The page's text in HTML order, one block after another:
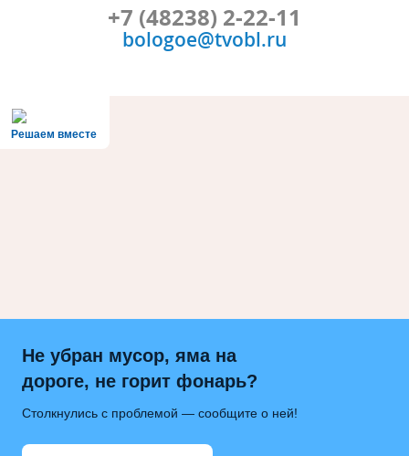
+7 (48238) 2-22-11
bologoe@tvobl.ru
Решаем вместе
Не убран мусор, яма на
дороге, не горит фонарь?
Столкнулись с проблемой — сообщите о ней!